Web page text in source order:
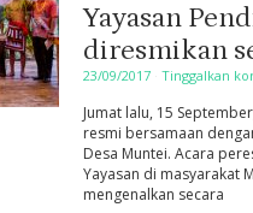
Yayasan
diresmikan
23/09/2017 Tinggalkan
Jumat lalu, 15
resmi bersamaan
Desa Muntei. Acara
Yayasan di masyarakat
mengenalkan secara